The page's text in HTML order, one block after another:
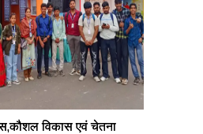
विकास एवं चेतना